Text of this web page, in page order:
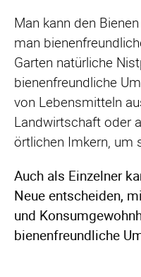
Man kann den
man
Garten natürliche
bienenfreundliche
von Lebensmitteln
Landwirtschaft oder
örtlichen Imkern, um
Auch als Einzelner
Neue entscheiden,
und
bienenfreundliche
Bienen
Es gibt viele
verantwortlich sind.
nicht mehr genug
Bienenhonig
Der Honig, der aus
aus Honigtau
der Bienen und wird
80 bis 90
Die Honigbiene kann